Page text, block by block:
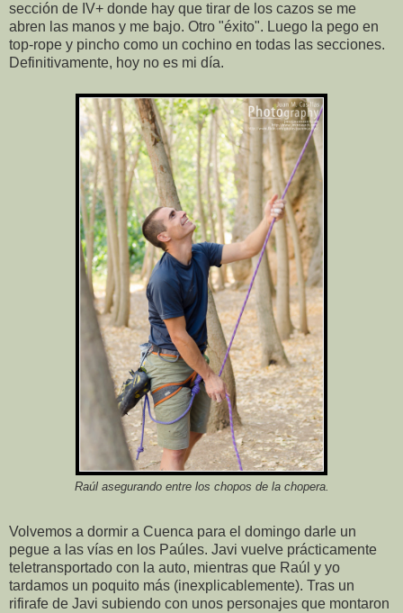
sección de IV+ donde hay que tirar de los cazos se me
abren las manos y me bajo. Otro "éxito". Luego la pego en
top-rope y pincho como un cochino en todas las secciones.
Definitivamente, hoy no es mi día.
Raúl asegurando entre los chopos de la chopera.
Volvemos a dormir a Cuenca para el domingo darle un
pegue a las vías en los Paúles. Javi vuelve prácticamente
teletransportado con la auto, mientras que Raúl y yo
tardamos un poquito más (inexplicablemente). Tras un
rifirafe de Javi subiendo con unos personajes que montaron